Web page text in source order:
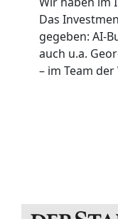
Das
gegeben: AI-
auch u.a.
– im Team der